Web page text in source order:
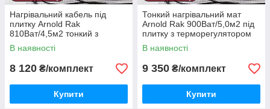
Нагрівальний кабель під
плитку Arnold Rak
810Ват/4,5м2 тонкий з
терморегулятором TWE02
Wi-Fi
В наявності
8 120 ₴/комплект
Купити
Тонкий нагрівальний мат
Arnold Rak 900Ват/5,0м2 під
плитку з терморегулятором
TWE02 Wi-Fi
В наявності
9 350 ₴/комплект
Купити